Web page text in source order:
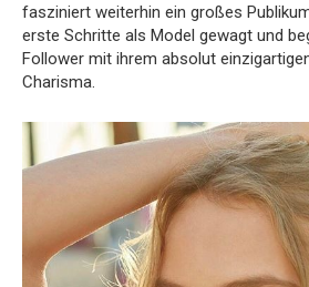
fasziniert weiterhin ein großes
erste Schritte als Model gewagt und
Follower mit ihrem absolut
Charisma.